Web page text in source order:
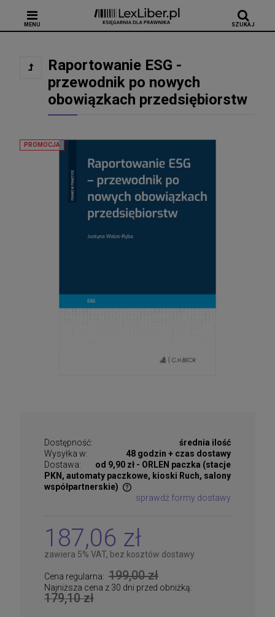
MENU SZUKAJ
Raportowanie ESG -
przewodnik po nowych
obowiązkach przedsiębiorstw
PROMOCJA
Dostępność:
średnia ilość
Wysyłka w:
48 godzin + czas dostawy
Dostawa:
od 9,90 zł - ORLEN paczka (stacje
PKN, automaty paczkowe, kioski Ruch, salony
współpartnerskie)
Cena nie zawiera ewentualnych kosztów płatności
sprawdź formy dostawy
187,06 zł
zawiera 5% VAT, bez kosztów dostawy
Cena regularna: 199,00 zł
Najniższa cena z 30 dni przed obniżką:
179,10 zł